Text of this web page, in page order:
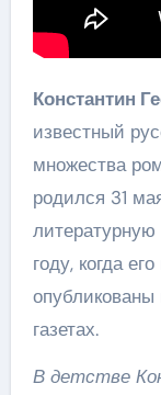
Константин
известный
множества
родился 31
литературную
году, когда
газетах.
В детстве